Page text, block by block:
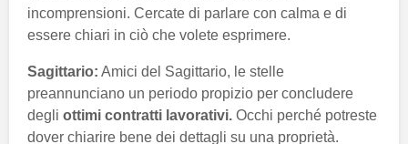
incomprensioni. Cercate di parlare con calma e di
essere chiari in ciò che volete esprimere.
Sagittario: Amici del Sagittario, le stelle
preannunciano un periodo propizio per concludere
degli ottimi contratti lavorativi. Occhi perché potreste
dover chiarire bene dei dettagli su una proprietà.